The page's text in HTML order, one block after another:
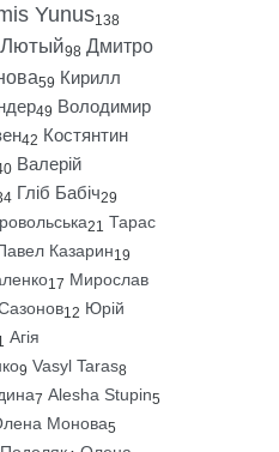
Yunus138
98 Дмитро
59 Кирилл
49 Володимир
42 Костянтин
Валерій
Гліб Бабіч29
21 Тарас
Казарин19
17 Мирослав
12 Юрій
Агія
9 Vasyl Taras8
7 Alesha Stupin5
Монова5